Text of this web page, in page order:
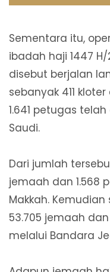
Sementara itu,
ibadah haji 1447
disebut berjalan
sebanyak 411
1.641 petugas
Saudi.
Dari jumlah
jemaah dan 1.568
Makkah.
53.705 jemaah
melalui Bandara